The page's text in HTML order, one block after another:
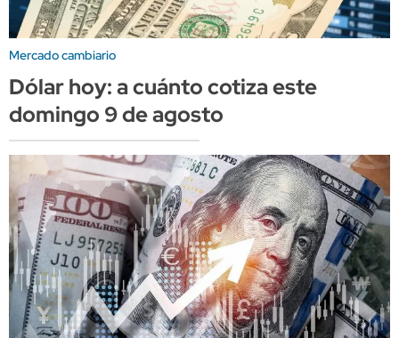
Mercado cambiario
Dólar hoy: a cuánto cotiza este
domingo 9 de agosto